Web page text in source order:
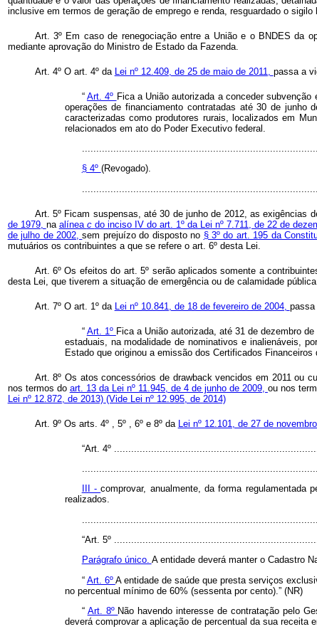
inclusive em termos de geração de emprego e renda, resguardado o sigilo
Art. 3º Em caso de renegociação entre a União e o BNDES da
mediante aprovação do Ministro de Estado da Fazenda.
Art. 4º O art. 4º da Lei nº 12.409, de 25 de maio de 2011, passa a
“ Art. 4º Fica a União autorizada a conceder
operações de financiamento contratadas até 30 de
caracterizadas como produtores rurais, localizados em
relacionados em ato do Poder Executivo federal.
§ 4º (Revogado).
Art. 5º Ficam suspensas, até 30 de junho de 2012, as exigências
de 1979, na alínea c do inciso IV do art. 1º da Lei nº 7.711, de 22 de
de julho de 2002,sem prejuízo do disposto no § 3º do art. 195 da
mutuários os contribuintes a que se refere o art. 6º desta Lei.
Art. 6º Os efeitos do art. 5º serão aplicados somente a
desta Lei, que tiverem a situação de emergência ou de calamidade
Art. 7º O art. 1º da Lei nº 10.841, de 18 de fevereiro de 2004, passa
“ Art. 1º Fica a União autorizada, até 31 de dezembro
estaduais, na modalidade de nominativos e inalienáveis,
Estado que originou a emissão dos Certificados Financeiros
Art. 8º Os atos concessórios de drawbackvencidos em 2011 ou
nos termos do art. 13 da Lei nº 11.945, de 4 de junho de 2009, ou nos
Lei nº 12.872, de 2013) (Vide Lei nº 12.995, de 2014)
Art. 9º Os arts. 4º , 5º , 6º e 8º da Lei nº 12.101, de 27 de
“Art. 4º
III -comprovar, anualmente, da forma
realizados.
“Art. 5º
Parágrafo único. A entidade deverá manter o Cadastro
“ Art. 6º A entidade de saúde que presta serviços
no percentual mínimo de 60% (sessenta por cento).” (NR)
“ Art. 8º Não havendo interesse de contratação pelo
deverá comprovar a aplicação de percentual da sua receita